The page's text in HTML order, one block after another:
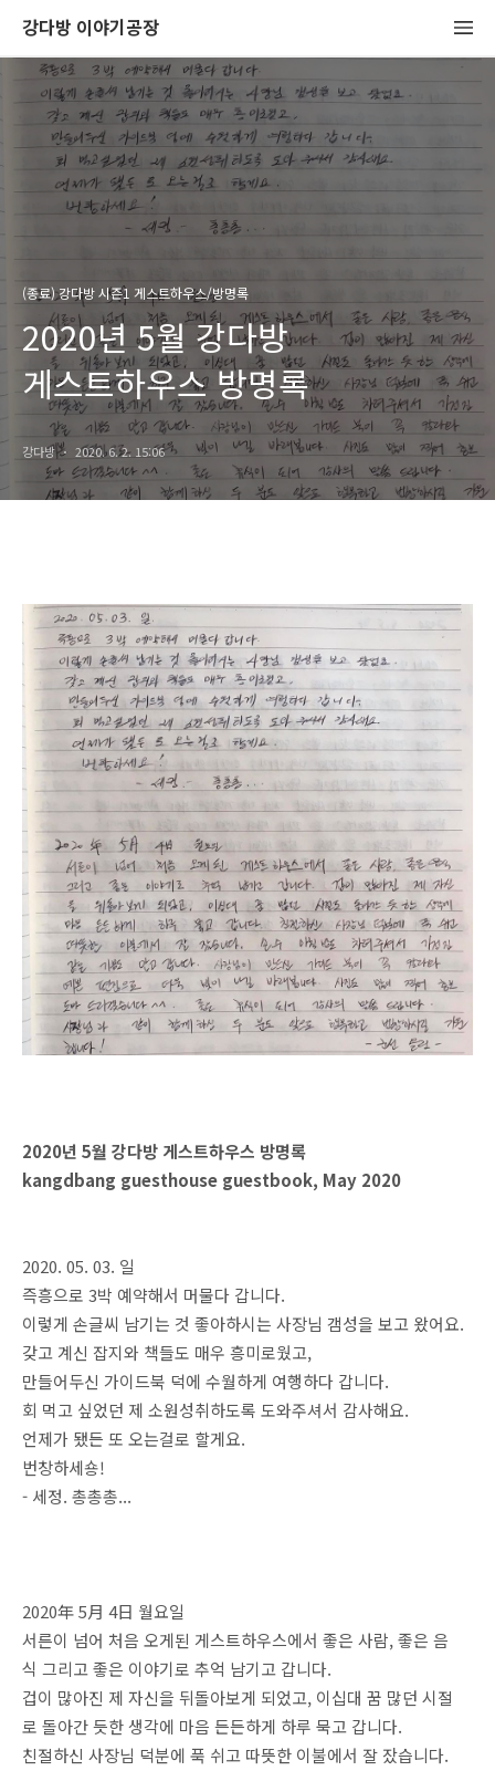
강다방 이야기공장
(종료) 강다방 시즌1 게스트하우스/방명록
2020년 5월 강다방
게스트하우스 방명록
강다방 2020. 6. 2. 15:06
2020년 5월 강다방 게스트하우스 방명록
kangdbang guesthouse guestbook, May 2020
2020. 05. 03. 일
즉흥으로 3박 예약해서 머물다 갑니다.
이렇게 손글씨 남기는 것 좋아하시는 사장님 갬성을 보고 왔어요.
갖고 계신 잡지와 책들도 매우 흥미로웠고,
만들어두신 가이드북 덕에 수월하게 여행하다 갑니다.
회 먹고 싶었던 제 소원성취하도록 도와주셔서 감사해요.
언제가 됐든 또 오는걸로 할게요.
번창하세숑!
- 세정. 총총총...
2020年 5月 4日 월요일
서른이 넘어 처음 오게된 게스트하우스에서 좋은 사람, 좋은 음
식 그리고 좋은 이야기로 추억 남기고 갑니다.
겁이 많아진 제 자신을 뒤돌아보게 되었고, 이십대 꿈 많던 시절
로 돌아간 듯한 생각에 마음 든든하게 하루 묵고 갑니다.
친절하신 사장님 덕분에 푹 쉬고 따뜻한 이불에서 잘 잤습니다.